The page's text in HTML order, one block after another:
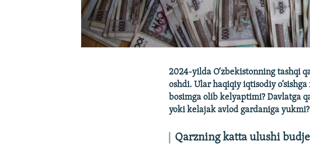
2024-yilda O‘zbekistonning tashqi
oshdi. Ular haqiqiy iqtisodiy
bosimga olib kelyaptimi? Davlatga
yoki kelajak avlod gardaniga yukmi?
Qarzning katta ulushi